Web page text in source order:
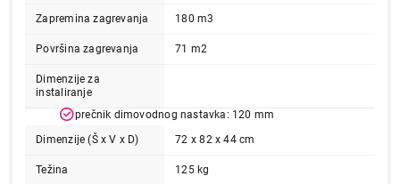
Zapremina zagrevanja 180 m3
Površina zagrevanja 71 m2
Dimenzije za
instaliranje
prečnik dimovodnog nastavka: 120 mm
Dimenzije (Š x V x D)
72 x 82 x 44 cm
Težina 125 kg